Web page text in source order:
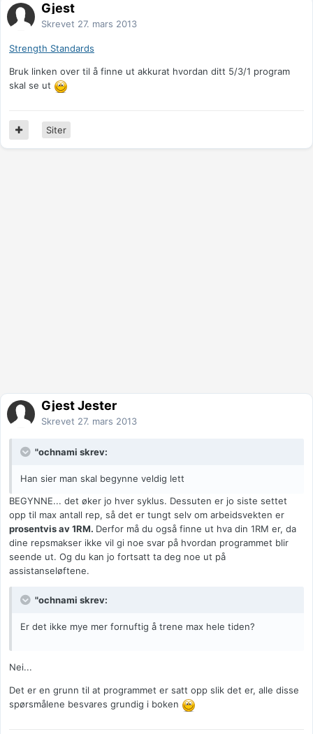
Gjest
Skrevet 27. mars 2013
Strength Standards
Bruk linken over til å finne ut akkurat hvordan ditt 5/3/1 program
skal se ut
Siter
Gjest Jester
Skrevet 27. mars 2013
"ochnami skrev:
Han sier man skal begynne veldig lett
BEGYNNE... det øker jo hver syklus. Dessuten er jo siste settet
opp til max antall rep, så det er tungt selv om arbeidsvekten er
prosentvis av 1RM. Derfor må du også finne ut hva din 1RM er, da
dine repsmakser ikke vil gi noe svar på hvordan programmet blir
seende ut. Og du kan jo fortsatt ta deg noe ut på
assistanseløftene.
"ochnami skrev:
Er det ikke mye mer fornuftig å trene max hele tiden?
Nei...
Det er en grunn til at programmet er satt opp slik det er, alle disse
spørsmålene besvares grundig i boken